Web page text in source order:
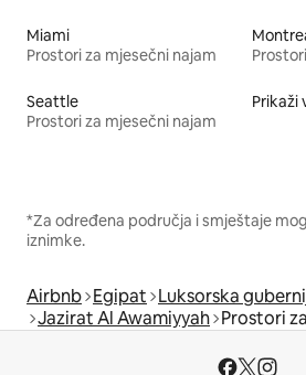
Miami
Prostori za mjesečni najam
Seattle
Prostori za mjesečni najam
Prikaži
*Za određena područja i smještaje
iznimke.
Airbnb Egipat Luksorska
Jazirat Al Awamiyyah Prostori